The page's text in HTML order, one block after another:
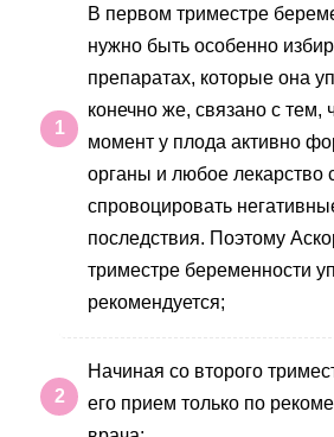
В первом триместре
нужно быть особенно
препаратах, которые она
конечно же, связано с тем,
момент у плода активно
органы и любое лекарство
спровоцировать
последствия. Поэтому
триместре беременности
рекомендуется;
Начиная со второго
его прием только по